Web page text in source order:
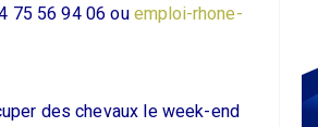
75 56 94 06 ouemploi-rhone-
des chevaux le week-end